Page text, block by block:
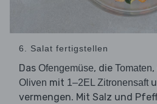
6. Salat fertigstellen
Das Ofengemüse, die Tomaten
Oliven mit 1–2EL Zitronensaft
vermengen. Mit Salz und